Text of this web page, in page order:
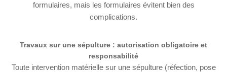
formulaires, mais les formulaires évitent bien des
complications.
Travaux sur une sépulture : autorisation obligatoire et
responsabilité
Toute intervention matérielle sur une sépulture (réfection, pose